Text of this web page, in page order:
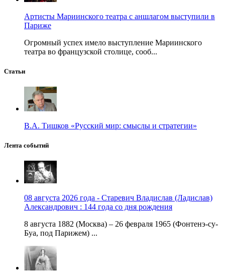
Артисты Мариинского театра с аншлагом выступили в
Париже
Огромный успех имело выступление Мариинского
театра во французской столице, сооб...
Статьи
В.А. Тишков «Русский мир: смыслы и стратегии»
Лента событий
08 августа 2026 года - Старевич Владислав (Ладислав)
Александрович : 144 года со дня рождения
8 августа 1882 (Москва) – 26 февраля 1965 (Фонтенэ-су-
Буа, под Парижем) ...